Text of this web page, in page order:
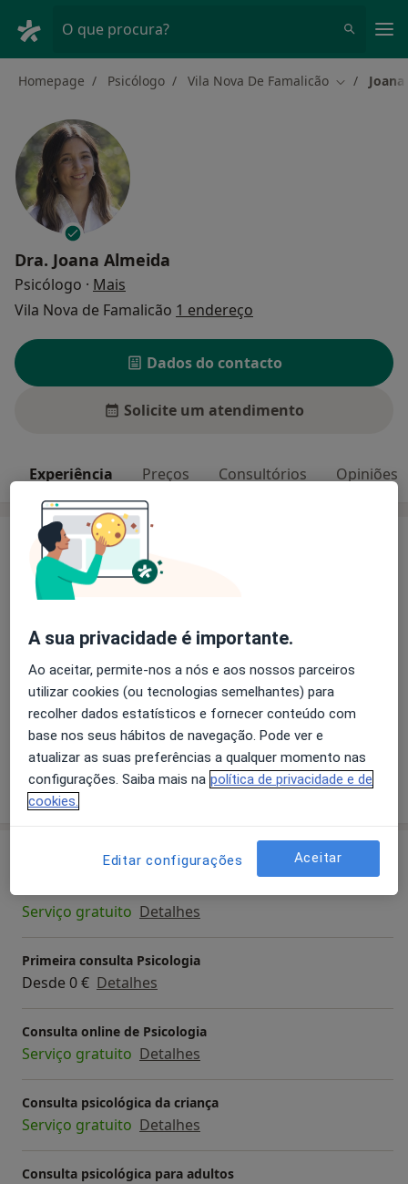
O que procura?
Homepage Psicólogo Vila Nova De Famalicão Mudar de
Dra. Joana Almeida
Psicólogo · Mais
Vila Nova de Famalicão 1 endereço
Dados do contacto
Solicite um atendimento
Experiência Preços Consultórios Opiniões
Experiência
Olá, o meu nome é Joana e ajudo pessoas a serem
mais felizes. Encontre o equilíbrio e sorria sem receios.
Principais doenças tratadas
Agorafobia
Perturbações do comportamento
Ataque de pânico
Transtornos Da Personalidade
+9 a11y_sr_more_diseases
Mostrar mais detalhes
sobre a experiência
Serviços e preços
Serviço gratuito Detalhes
Primeira consulta Psicologia
Desde 0 € Detalhes
Consulta online de Psicologia
Serviço gratuito Detalhes
Consulta psicológica da criança
Serviço gratuito Detalhes
Consulta psicológica para adultos
A sua privacidade é importante.
Ao aceitar, permite-nos a nós e aos nossos parceiros
utilizar cookies (ou tecnologias semelhantes) para
recolher dados estatísticos e fornecer conteúdo com
base nos seus hábitos de navegação. Pode ver e
atualizar as suas preferências a qualquer momento nas
configurações. Saiba mais na política de privacidade e de
cookies.
Editar configurações Aceitar